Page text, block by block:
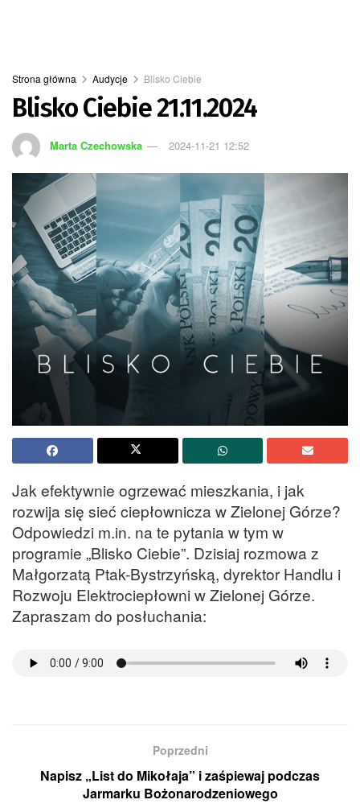
Strona główna Audycje Blisko Ciebie
Blisko Ciebie 21.11.2024
Marta Czechowska 2024-11-21 12:52
Jak efektywnie ogrzewać mieszkania, i jak
rozwija się sieć ciepłownicza w Zielonej Górze?
Odpowiedzi m.in. na te pytania w tym w
programie „Blisko Ciebie”. Dzisiaj rozmowa z
Małgorzatą Ptak-Bystrzyńską, dyrektor Handlu i
Rozwoju Elektrociepłowni w Zielonej Górze.
Zapraszam do posłuchania:
Poprzedni
Napisz „List do Mikołaja” i zaśpiewaj podczas
Jarmarku Bożonarodzeniowego